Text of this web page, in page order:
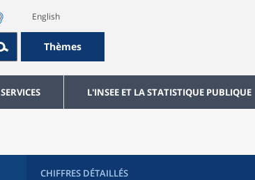
English
Thèmes
SERVICES L'INSEE ET LA STATISTIQUE PUBLIQUE
CHIFFRES DÉTAILLÉS